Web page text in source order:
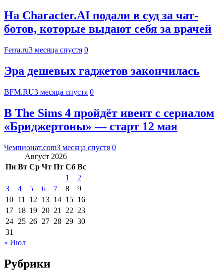
На Character.AI подали в суд за чат-
ботов, которые выдают себя за врачей
Ferra.ru3 месяца спустя 0
Эра дешевых гаджетов закончилась
BFM.RU3 месяца спустя 0
В The Sims 4 пройдёт ивент с сериалом
«Бриджертоны» — старт 12 мая
Чемпионат.com3 месяца спустя 0
Август 2026
Пн Вт Ср Чт Пт Сб Вс
1
2
3
4 5 6 7 8
9
10 11 12 13 14 15 16
17 18 19 20 21 22 23
24 25 26 27 28 29 30
31
« Июл
Рубрики